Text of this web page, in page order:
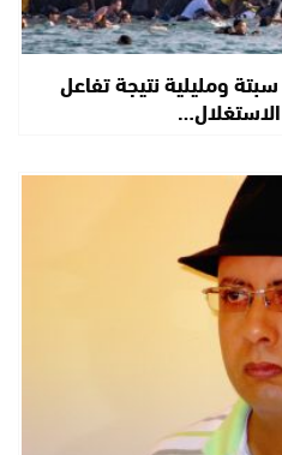
ومليلية نتيجة تفاعل